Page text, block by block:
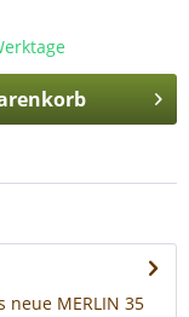
neue MERLIN 35